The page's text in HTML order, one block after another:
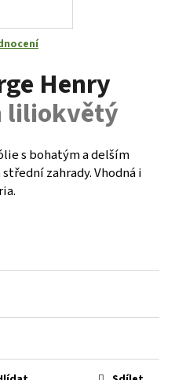
Henry
liliokvětý
s bohatým a delším
zahrady. Vhodná i